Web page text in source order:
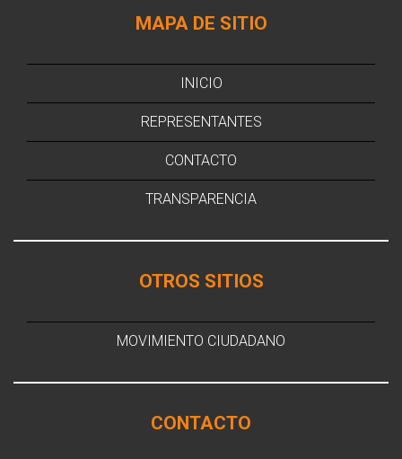
MAPA DE SITIO
INICIO
REPRESENTANTES
CONTACTO
TRANSPARENCIA
OTROS SITIOS
MOVIMIENTO CIUDADANO
CONTACTO